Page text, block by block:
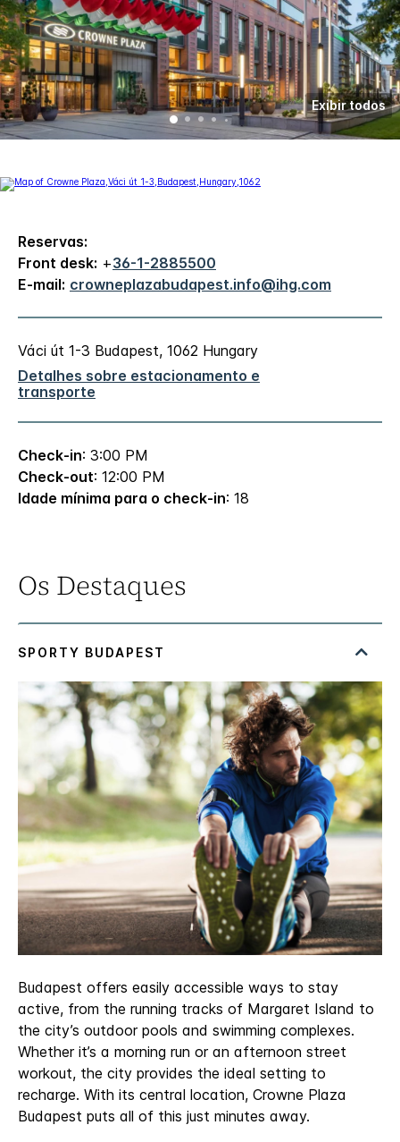
Exibir todos
Reservas:
Front desk: +36-1-2885500
E-mail: crowneplazabudapest.info@ihg.com
Váci út 1-3 Budapest, 1062 Hungary
Detalhes sobre estacionamento e
transporte
Check-in: 3:00 PM
Check-out: 12:00 PM
Idade mínima para o check-in: 18
Os Destaques
Budapest offers easily accessible ways to stay
active, from the running tracks of Margaret Island to
the city’s outdoor pools and swimming complexes.
Whether it’s a morning run or an afternoon street
workout, the city provides the ideal setting to
recharge. With its central location, Crowne Plaza
Budapest puts all of this just minutes away.